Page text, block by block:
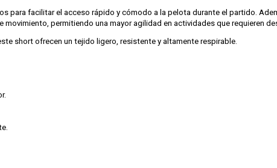
para facilitar el acceso rápido y cómodo a la pelota durante el partido.
movimiento, permitiendo una mayor agilidad en actividades que requieren
short ofrecen un tejido ligero, resistente y altamente respirable.